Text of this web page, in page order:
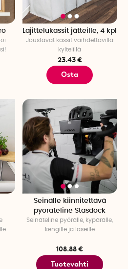
Lajittelukassit jätteille, 4 kpl
Joustavat kassit vaihdettavilla
kylteiillä
23.43 €
Osta
Seinälle kiinnitettävä
pyöräteline Stasdock
Seinäteline pyörälle, kypärälle,
kengille ja laseille
108.88 €
Tuotevahti